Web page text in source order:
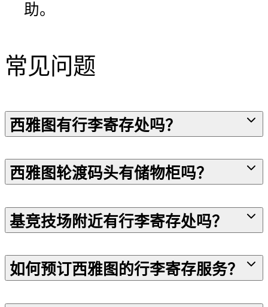
助。
常见问题
西雅图有行李寄存处吗？
西雅图轮渡码头有储物柜吗？
基竞技场附近有行李寄存处吗？
如何预订西雅图的行李寄存服务？